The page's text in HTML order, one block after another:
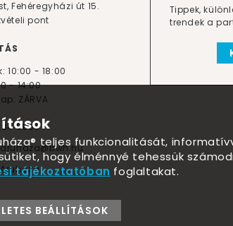
Tippek,
trendek a
Fehéregyházi út 15.
pont
10:00 - 18:00
- 14:00
ZÁRVA
6955
teljes funkcionalitását,
hogy élménnyé tehessük
tájékoztatóban foglaltakat.
BEÁLLÍTÁSOK